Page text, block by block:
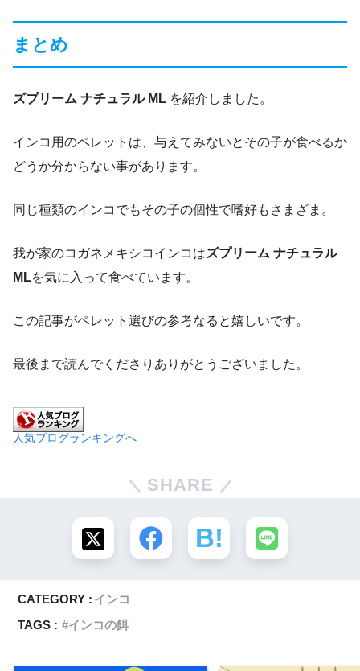
まとめ
ズプリーム ナチュラル ML を紹介しました。
インコ用のペレットは、与えてみないとその子が食べるか
どうか分からない事があります。
同じ種類のインコでもその子の個性で嗜好もさまざま。
我が家のコガネメキシコインコはズプリーム ナチュラル
MLを気に入って食べています。
この記事がペレット選びの参考なると嬉しいです。
最後まで読んでくださりありがとうございました。
人気ブログランキングへ
SHARE
CATEGORY : インコ
TAGS :
インコの餌